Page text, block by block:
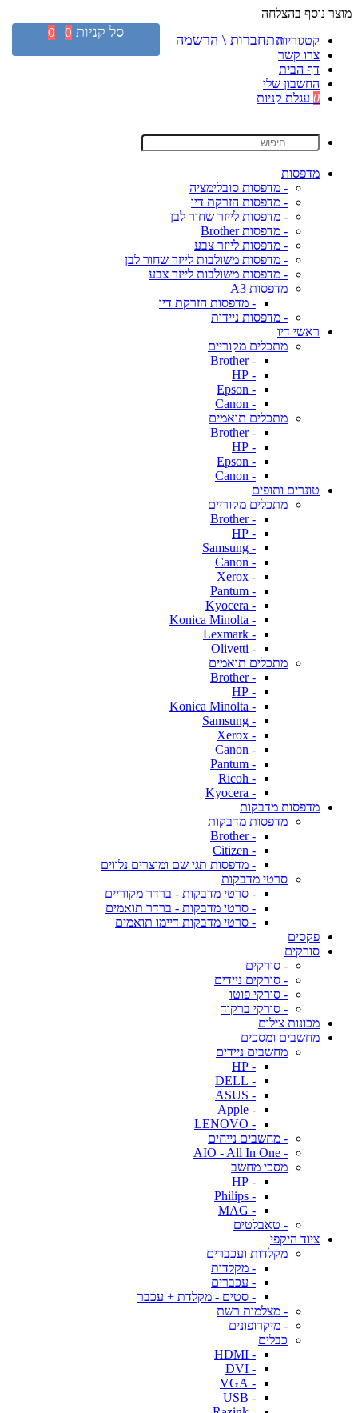
מוצר נוסף בהצלחה
קטגוריות
צרו קשר
דף הבית
החשבון שלי
0 עגלת קניות
מדפסות
- מדפסות סובלימציה
- מדפסות הזרקת דיו
- מדפסות לייזר שחור לבן
- מדפסות Brother
- מדפסות לייזר צבע
- מדפסות משולבות לייזר שחור לבן
- מדפסות משולבות לייזר צבע
מדפסות A3
- מדפסות הזרקת דיו
- מדפסות ניידות
ראשי דיו
מתכלים מקוריים
- Brother
- HP
- Epson
- Canon
מתכלים תואמים
- Brother
- HP
- Epson
- Canon
טונרים ותופים
מתכלים מקוריים
- Brother
- HP
- Samsung
- Canon
- Xerox
- Pantum
- Kyocera
- Konica Minolta
- Lexmark
- Olivetti
מתכלים תואמים
- Brother
- HP
- Konica Minolta
- Samsung
- Xerox
- Canon
- Pantum
- Ricoh
- Kyocera
מדפסות מדבקות
מדפסות מדבקות
- Brother
- Citizen
- מדפסות תגי שם ומוצרים נלווים
סרטי מדבקות
- סרטי מדבקות - ברדר מקוריים
- סרטי מדבקות - ברדר תואמים
- סרטי מדבקות דיימו תואמים
פקסים
סורקים
- סורקים
- סורקים ניידים
- סורקי פוטו
- סורקי ברקוד
מכונות צילום
מחשבים ומסכים
מחשבים ניידים
- HP
- DELL
- ASUS
- Apple
- LENOVO
- מחשבים נייחים
- AIO - All In One
מסכי מחשב
- HP
- Philips
- MAG
- טאבלטים
ציוד היקפי
מקלדות ועכברים
- מקלדות
- עכברים
- סטים - מקלדת + עכבר
- מצלמות רשת
- מיקרופונים
כבלים
- HDMI
- DVI
- VGA
- USB
התחברות \ הרשמה סל קניות 0
0